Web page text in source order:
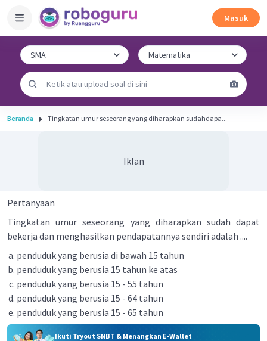
Masuk
Beranda Tingkatan umur seseorang yang diharapkan sudahdapa...
Iklan
Pertanyaan
Tingkatan umur seseorang yang diharapkan sudah dapat
bekerja dan menghasilkan pendapatannya sendiri adalah ....
penduduk yang berusia di bawah 15 tahun
penduduk yang berusia 15 tahun ke atas
penduduk yang berusia 15 - 55 tahun
penduduk yang berusia 15 - 64 tahun
penduduk yang berusia 15 - 65 tahun
Ikuti Tryout SNBT & Menangkan E-Wallet